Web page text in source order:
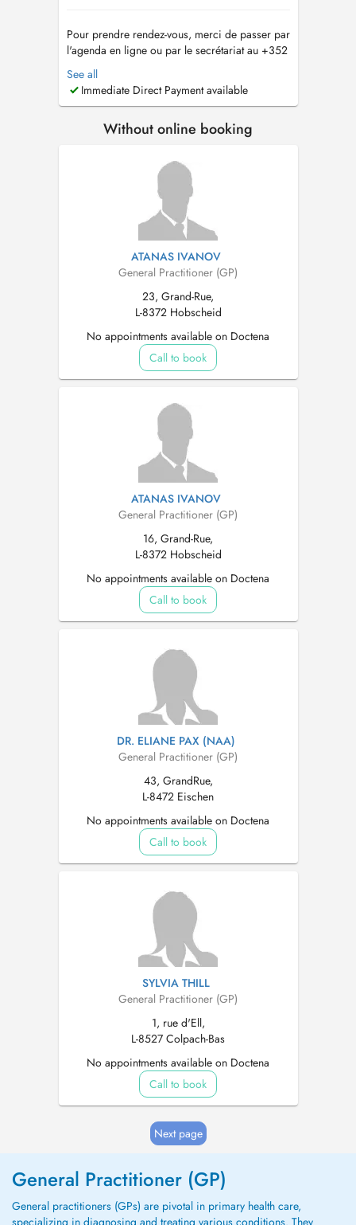
Pour prendre rendez-vous, merci de passer par
l'agenda en ligne ou par le secrétariat au +352
26 59 89 21. Le secrétariat est joignable de 8h
à 12h du lundi au vendredi. Pour les
renouvellements d'ordonnance ou demande de
suivant : sec.medical....
See all
Immediate Direct Payment available
Without online booking
ATANAS IVANOV
General Practitioner (GP)
23, Grand-Rue,
L-8372 Hobscheid
No appointments available on Doctena
Call to book
ATANAS IVANOV
General Practitioner (GP)
16, Grand-Rue,
L-8372 Hobscheid
No appointments available on Doctena
Call to book
DR. ELIANE PAX (NAA)
General Practitioner (GP)
43, GrandRue,
L-8472 Eischen
No appointments available on Doctena
Call to book
SYLVIA THILL
General Practitioner (GP)
1, rue d'Ell,
L-8527 Colpach-Bas
No appointments available on Doctena
Call to book
Next page
General Practitioner (GP)
General practitioners (GPs) are pivotal in primary health care,
specializing in diagnosing and treating various conditions. They